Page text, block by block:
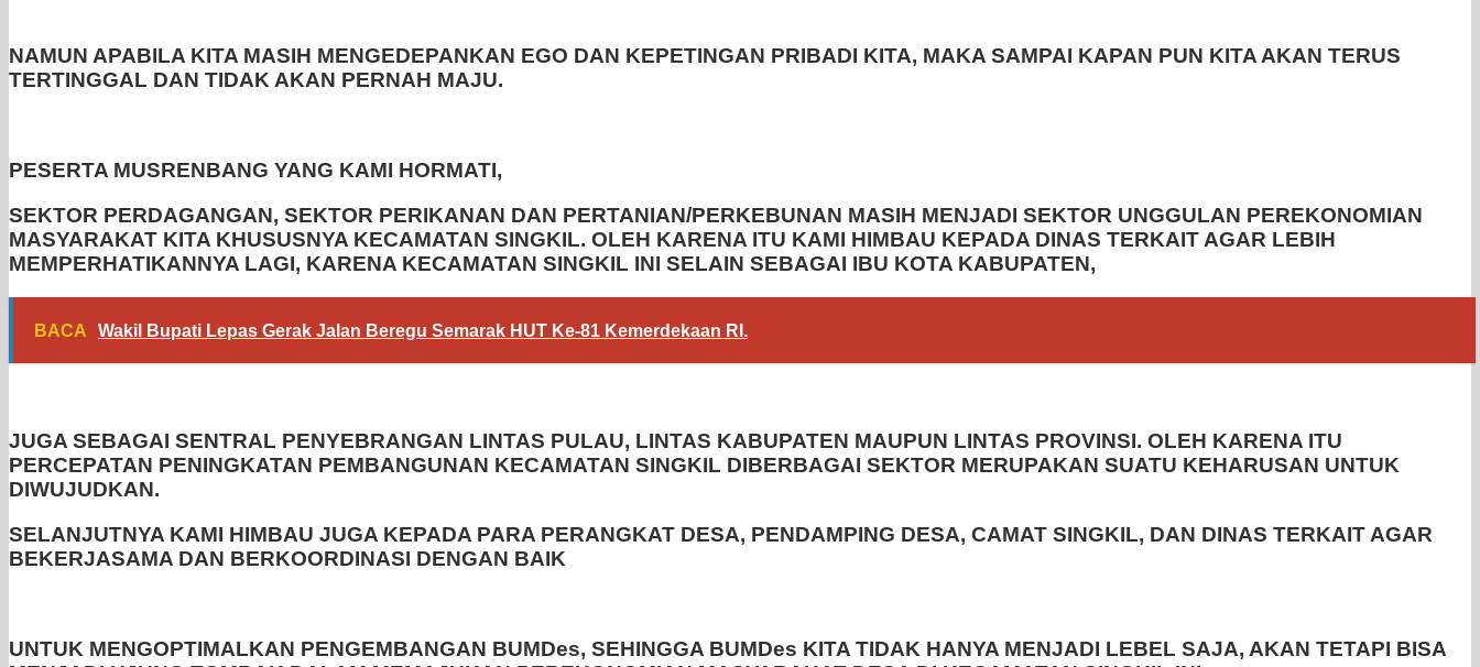
NAMUN APABILA KITA MASIH MENGEDEPANKAN EGO DAN KEPETINGAN PRIBADI KITA, MAKA SAMPAI KAPAN PUN KITA AKAN TERUS
TERTINGGAL DAN TIDAK AKAN PERNAH MAJU.
PESERTA MUSRENBANG YANG KAMI HORMATI,
SEKTOR PERDAGANGAN, SEKTOR PERIKANAN DAN PERTANIAN/PERKEBUNAN MASIH MENJADI SEKTOR UNGGULAN PEREKONOMIAN
MASYARAKAT KITA KHUSUSNYA KECAMATAN SINGKIL. OLEH KARENA ITU KAMI HIMBAU KEPADA DINAS TERKAIT AGAR LEBIH
MEMPERHATIKANNYA LAGI, KARENA KECAMATAN SINGKIL INI SELAIN SEBAGAI IBU KOTA KABUPATEN,
BACA Wakil Bupati Lepas Gerak Jalan Beregu Semarak HUT Ke-81 Kemerdekaan RI.
JUGA SEBAGAI SENTRAL PENYEBRANGAN LINTAS PULAU, LINTAS KABUPATEN MAUPUN LINTAS PROVINSI. OLEH KARENA ITU
PERCEPATAN PENINGKATAN PEMBANGUNAN KECAMATAN SINGKIL DIBERBAGAI SEKTOR MERUPAKAN SUATU KEHARUSAN UNTUK
DIWUJUDKAN.
SELANJUTNYA KAMI HIMBAU JUGA KEPADA PARA PERANGKAT DESA, PENDAMPING DESA, CAMAT SINGKIL, DAN DINAS TERKAIT AGAR
BEKERJASAMA DAN BERKOORDINASI DENGAN BAIK
UNTUK MENGOPTIMALKAN PENGEMBANGAN BUMDes, SEHINGGA BUMDes KITA TIDAK HANYA MENJADI LEBEL SAJA, AKAN TETAPI BISA